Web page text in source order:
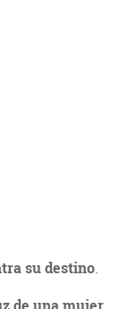
su destino.
de una mujer